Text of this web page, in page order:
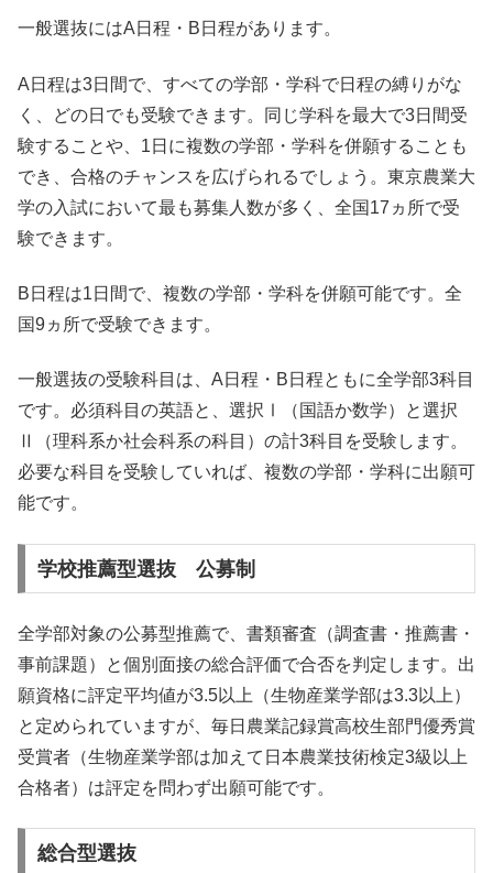
一般選抜にはA日程・B日程があります。
A日程は3日間で、すべての学部・学科で日程の縛りがな
く、どの日でも受験できます。同じ学科を最大で3日間受
験することや、1日に複数の学部・学科を併願することも
でき、合格のチャンスを広げられるでしょう。東京農業大
学の入試において最も募集人数が多く、全国17ヵ所で受
験できます。
B日程は1日間で、複数の学部・学科を併願可能です。全
国9ヵ所で受験できます。
一般選抜の受験科目は、A日程・B日程ともに全学部3科目
です。必須科目の英語と、選択Ⅰ（国語か数学）と選択
Ⅱ（理科系か社会科系の科目）の計3科目を受験します。
必要な科目を受験していれば、複数の学部・学科に出願可
能です。
学校推薦型選抜 公募制
全学部対象の公募型推薦で、書類審査（調査書・推薦書・
事前課題）と個別面接の総合評価で合否を判定します。出
願資格に評定平均値が3.5以上（生物産業学部は3.3以上）
と定められていますが、毎日農業記録賞高校生部門優秀賞
受賞者（生物産業学部は加えて日本農業技術検定3級以上
合格者）は評定を問わず出願可能です。
総合型選抜